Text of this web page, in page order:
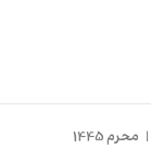
| محرم 1445